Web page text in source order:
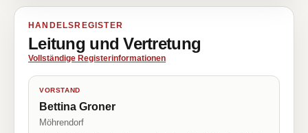
HANDELSREGISTER
Leitung und Vertretung
Vollständige Registerinformationen
VORSTAND
Bettina Groner
Möhrendorf